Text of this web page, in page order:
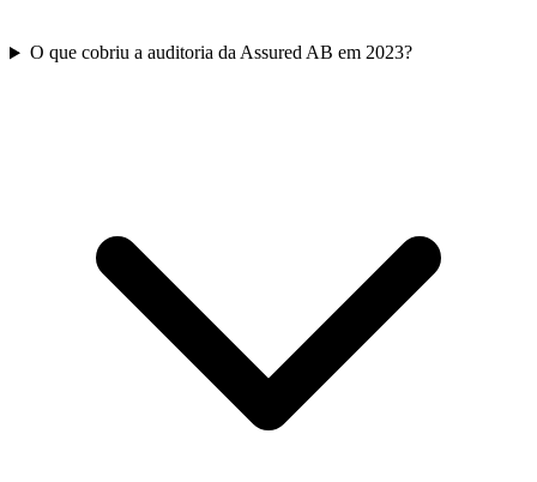
O que cobriu a auditoria da Assured AB em 2023?